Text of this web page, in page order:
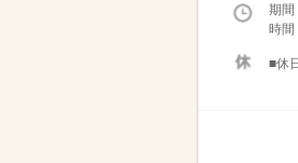
期
時間
■休